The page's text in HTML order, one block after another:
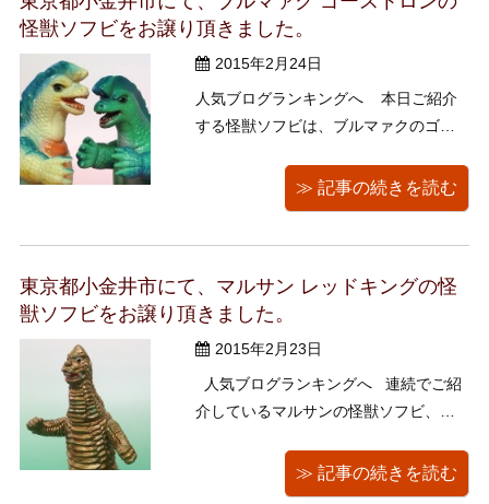
怪獣ソフビをお譲り頂きました。
2015年2月24日
人気ブログランキングへ 本日ご紹介
する怪獣ソフビは、ブルマァクのゴー
さんのご推薦。 「ほら、色違いだよ
～」と、とっても嬉しそうでした。 く
私は ...
≫ 記事の続きを読む
東京都小金井市にて、マルサン レッドキングの怪
獣ソフビをお譲り頂きました。
2015年2月23日
人気ブログランキングへ 連続でご紹
介しているマルサンの怪獣ソフビ、本
です。 今回もくまきちさんご推薦で
す。 持ち主の方によってゴールドが塗
≫ 記事の続きを読む